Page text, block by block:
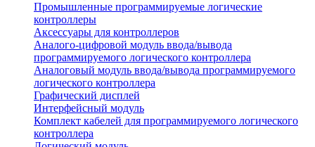
Промышленные программируемые логические
контроллеры
Аксессуары для контроллеров
Аналого-цифровой модуль ввода/вывода
программируемого логического контроллера
Аналоговый модуль ввода/вывода программируемого
логического контроллера
Графический дисплей
Интерфейсный модуль
Комплект кабелей для программируемого логического
контроллера